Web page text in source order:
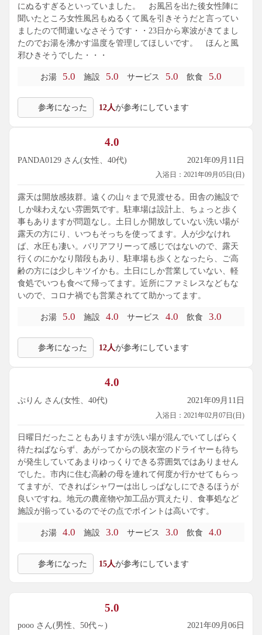
にぬるすぎるといっていました。 お風呂を出た後女性陣に
聞いたところ女性風呂もぬるくて風を引きそうだと言ってい
ましたので間違いなさそうです・・23日から寒波がきてまし
たのでお湯を沸かす温度を管理してほしいです。 ほんと風
邪ひきそうでした・・・
お湯 5.0 施設 5.0 サービス 5.0 飲食 5.0
参考になった 12人が参考にしています
4.0
PANDA0129 さん(女性、40代) 2021年09月11日
入浴日：2021年09月05日(日)
露天は開放感抜群。遠くの山々まで見渡せる。田舎の施設で
しか味わえない雰囲気です。駐車場は設計上、ちょっと歩く
事もありますが問題なし。土日しか開放していない洗い場が
露天の方にり、いつもそっちを使ってます。人が少なけれ
ば、水圧も凄い。バリアフリーって感じではないので、露天
行くのにかなり階段もあり、駐車場も歩くとなったら、ご高
齢の方には少しキツイかも。土日にしか営業していない、軽
食処でいつも食べて帰ってます。近所にファミレスなどもな
いので、コロナ禍でも営業されてて助かってます。
お湯 5.0 施設 4.0 サービス 4.0 飲食 3.0
参考になった 12人が参考にしています
4.0
ぷりん さん(女性、40代) 2021年09月11日
入浴日：2021年02月07日(日)
日曜日だったこともありますが洗い場が混んでいてしばらく
待たねばならず、あがってからの脱衣室のドライヤーも待ち
が発生していてあまりゆっくりできる雰囲気ではありません
でした。市内に住む高齢の母を連れて何度か行かせてもらっ
てますが、できればシャワーは出しっぱなしにできるほうが
良いですね。地元の農産物や加工品が買えたり、食事処など
施設が揃っているのでその点でポイントは高いです。
お湯 4.0 施設 3.0 サービス 3.0 飲食 4.0
参考になった 15人が参考にしています
5.0
pooo さん(男性、50代～) 2021年09月06日